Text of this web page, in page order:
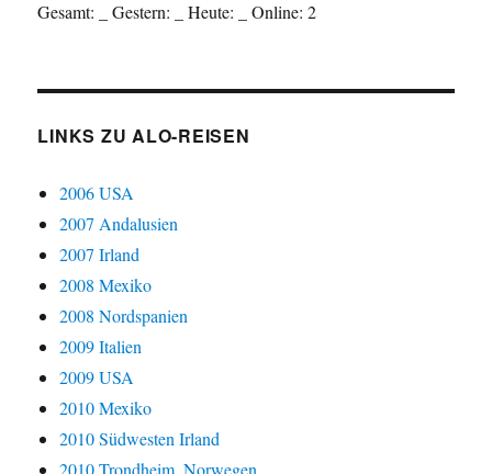
Gesamt: Gestern: Heute: Online: 2
LINKS ZU ALO-REISEN
2006 USA
2007 Andalusien
2007 Irland
2008 Mexiko
2008 Nordspanien
2009 Italien
2009 USA
2010 Mexiko
2010 Südwesten Irland
2010 Trondheim, Norwegen